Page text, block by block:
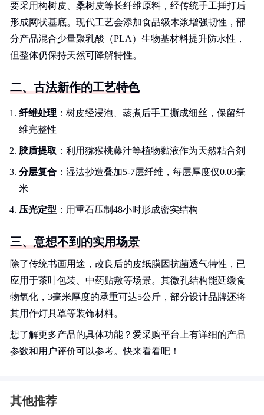
要采用构树皮、桑树皮等长纤维原料，经传统手工捶打后
形成网状基底。现代工艺会添加食品级木浆增强韧性，部
分产品混合少量聚乳酸（PLA）生物基材料提升防水性，
但整体仍保持天然可降解特性。
二、古法新作的工艺特色
纤维处理 ：树皮经浸泡、蒸煮后手工撕成细丝，保留纤
维完整性
胶质提取 ：利用猕猴桃藤汁等植物黏液作为天然粘合剂
分层复合 ：湿法抄造叠加5-7层纤维，每层厚度仅0.03毫
米
压光定型 ：用重石压制48小时形成密实结构
三、意想不到的实用场景
除了传统书画用途，改良后的皮纸膜因抗菌透气特性，已
应用于茶叶包装、中药贴敷等场景。其微孔结构能延缓食
物氧化，3毫米厚度的承重可达5公斤，部分设计品牌还将
其用作灯具罩等装饰材料。
想了解更多产品的具体功能？爱采购平台上有详细的产品
参数和用户评价可以参考。快来看看吧！
其他推荐